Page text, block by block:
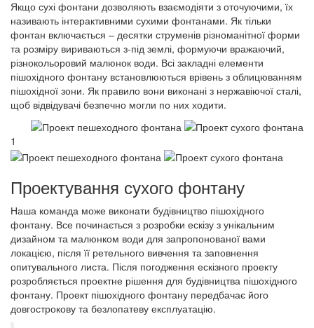
Якщо сухі фонтани дозволяють взаємодіяти з оточуючими, їх
називають інтерактивними сухими фонтанами. Як тільки
фонтан включається – десятки струменів різноманітної форми
та розміру вириваються з-під землі, формуючи вражаючий,
різнокольоровий малюнок води. Всі закладні елементи
пішохідного фонтану встановлюються врівень з облицюванням
пішохідної зони. Як правило вони виконані з нержавіючої сталі,
щоб відвідувачі безпечно могли по них ходити.
1
Проектування сухого фонтану
Наша команда може виконати будівництво пішохідного
фонтану. Все починається з розробки ескізу з унікальним
дизайном та малюнком води для запропонованої вами
локацією, після її ретельного вивчення та заповнення
опитувального листа. Після погодження ескізного проекту
розробляється проектне рішення для будівництва пішохідного
фонтану. Проект пішохідного фонтану передбачає його
довгострокову та безлопатеву експлуатацію.